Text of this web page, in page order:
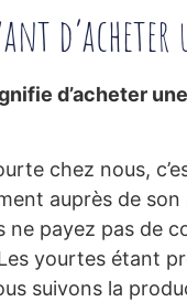
d’acheter
chez nous,
auprès de son
ne payez pas de
yourtes étant
suivons la